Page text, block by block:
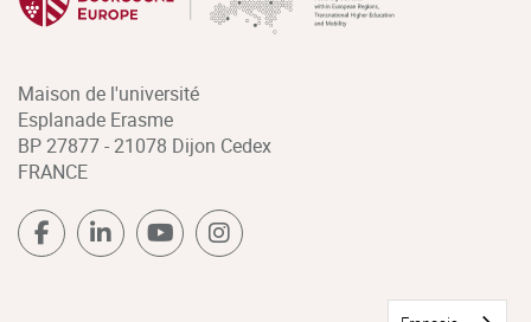
Maison de l'université
Esplanade Erasme
BP 27877 - 21078 Dijon Cedex
FRANCE